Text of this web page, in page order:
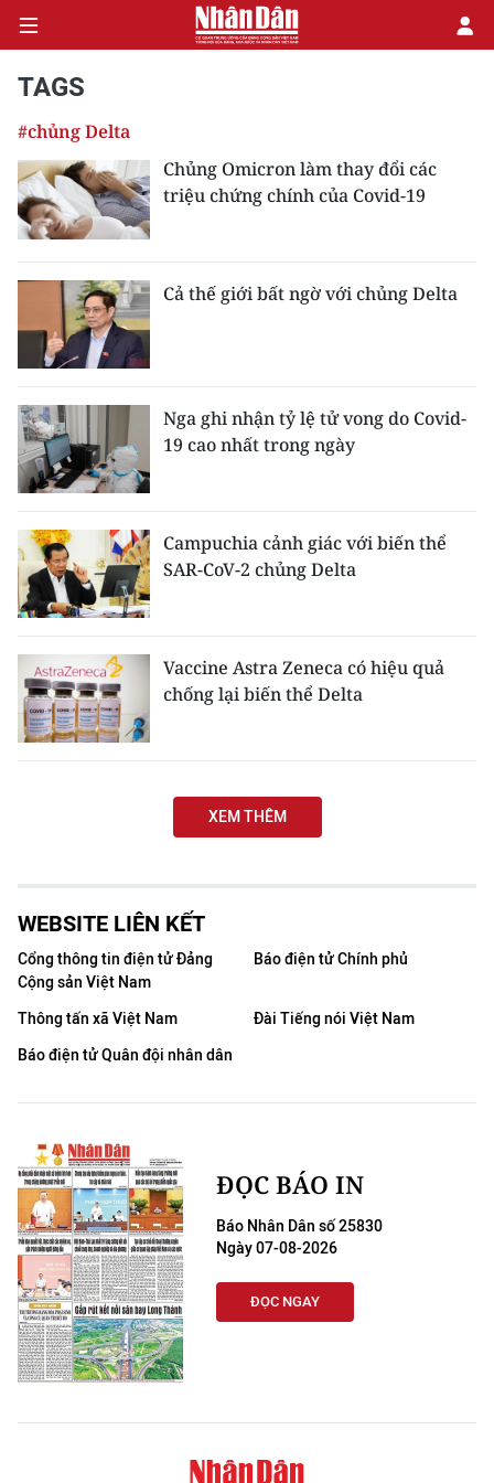
KINH TẾ
XÃ HỘI
PHÁP LUẬT
DU LỊCH
THẾ GIỚI
GIÁO DỤC
KHOA HỌC - CÔNG NGHỆ
MÔI TRƯỜNG
KIỂM CHỨNG THÔNG TIN
54 DÂN TỘC VIỆT NAM
CHƯƠNG TRÌNH OCOP - MỖI XÃ
MỘT SẢN PHẨM
RADIO
MEDIA CENTER
E-Magazine
Video
Media Chính trị
Media Kinh tế
TAGS
#chủng Delta
Chủng Omicron làm thay đổi các
triệu chứng chính của Covid-19
Cả thế giới bất ngờ với chủng Delta
Nga ghi nhận tỷ lệ tử vong do Covid-
19 cao nhất trong ngày
Campuchia cảnh giác với biến thể
SAR-CoV-2 chủng Delta
Vaccine Astra Zeneca có hiệu quả
chống lại biến thể Delta
XEM THÊM
WEBSITE LIÊN KẾT
Cổng thông tin điện tử Đảng
Cộng sản Việt Nam
Báo điện tử Chính phủ
Thông tấn xã Việt Nam
Đài Tiếng nói Việt Nam
Báo điện tử Quân đội nhân dân
ĐỌC BÁO IN
Báo Nhân Dân số 25830
Ngày 07-08-2026
ĐỌC NGAY